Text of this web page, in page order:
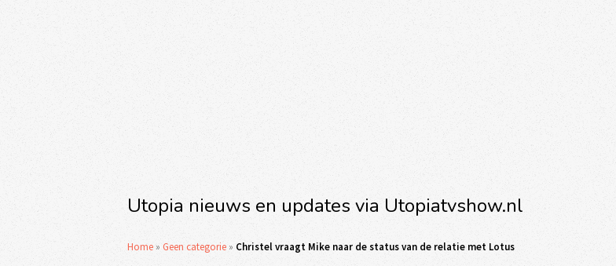
Utopia nieuws en updates via Utopiatvshow.nl
Home » Geen categorie » Christel vraagt Mike naar de status van de relatie met Lotus